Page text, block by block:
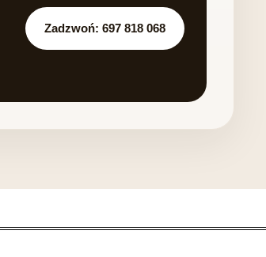
Zadzwoń: 697 818 068